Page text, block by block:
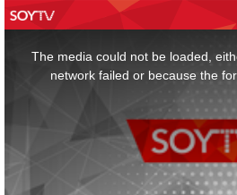
The media could not be loaded,
network failed or because the